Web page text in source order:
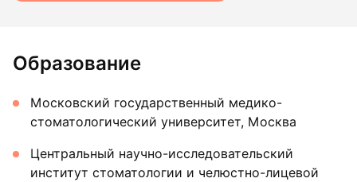
Образование
Московский государственный медико-
стоматологический университет, Москва
Центральный научно-исследовательский
институт стоматологии и челюстно-лицевой